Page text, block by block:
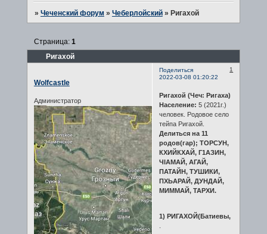
» Чеченский форум » Чеберлойский » Ригахой
Ригахой
Страница: 1
Поделиться
1
2022-03-08 01:20:22
Wolfcastle
Администратор
Ригахой (Чеч: Ригаха)
Население: 5 (2021г.)
человек. Родовое село
тейпа Ригахой.
Делиться на 11
родов(гар); ТОРСУН,
КХИЙКХАЙ, Г1АЗИН,
ЧIАМАЙ, АГАЙ,
ПАТАЙН, ТУШИКИ,
ПХЬАРАЙ, ДУНДАЙ,
МИММАЙ, ТАРХИ.
1) РИГАХОЙ(Батиевы,